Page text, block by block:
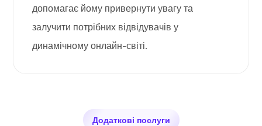
допомагає йому привернути увагу та
залучити потрібних відвідувачів у
динамічному онлайн-світі.
Додаткові послуги